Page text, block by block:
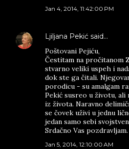
Jan 4, 2014, 11:42:00 PM
Ljiljana Pekić said…
Poštovani Pejiću,
Čestitam na pročitanom
stvarno veliki uspeh i
dok ste ga čitali.
porodicu - su amalgam
Pekić susreo u životu, ali
iz života. Naravno
se čovek uživi u jednu
jedan samo sebi
Srdačno Vas pozdravljam.
Jan 5, 2014, 12:10:00 AM